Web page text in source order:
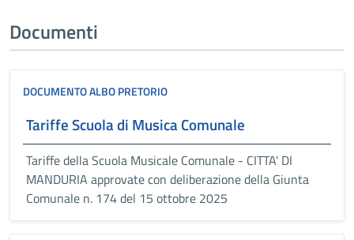
Documenti
DOCUMENTO ALBO PRETORIO
Tariffe Scuola di Musica Comunale
Tariffe della Scuola Musicale Comunale - CITTA' DI
MANDURIA approvate con deliberazione della Giunta
Comunale n. 174 del 15 ottobre 2025